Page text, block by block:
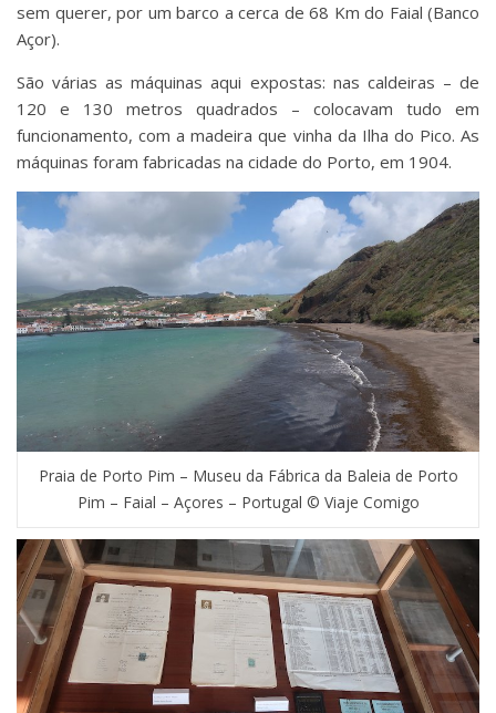
sem querer, por um barco a cerca de 68 Km do Faial (Banco
Açor).
São várias as máquinas aqui expostas: nas caldeiras – de
120 e 130 metros quadrados – colocavam tudo em
funcionamento, com a madeira que vinha da Ilha do Pico. As
máquinas foram fabricadas na cidade do Porto, em 1904.
Praia de Porto Pim – Museu da Fábrica da Baleia de Porto
Pim – Faial – Açores – Portugal © Viaje Comigo